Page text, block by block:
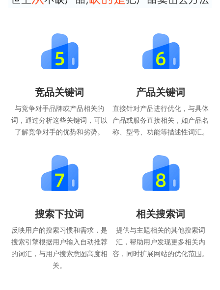
竞品关键词
与竞争对手品牌或产品相关的
词，通过分析这些关键词，可以
了解竞争对手的优势和劣势。
产品关键词
直接针对产品进行优化，与具体
产品或服务直接相关，如产品名
称、型号、功能等描述性词汇。
搜索下拉词
反映用户的搜索习惯和需求，是
搜索引擎根据用户输入自动推荐
的词汇，与用户搜索意图高度相
关。
相关搜索词
提供与主题相关的其他搜索词
汇，帮助用户发现更多相关内
容，同时扩展网站的优化范围。